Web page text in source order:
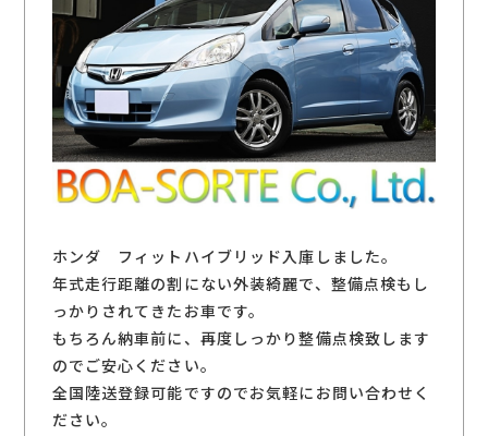
ホンダ フィットハイブリッド入庫しました。
年式走行距離の割にない外装綺麗で、整備点検もし
っかりされてきたお車です。
もちろん納車前に、再度しっかり整備点検致します
のでご安心ください。
全国陸送登録可能ですのでお気軽にお問い合わせく
ださい。